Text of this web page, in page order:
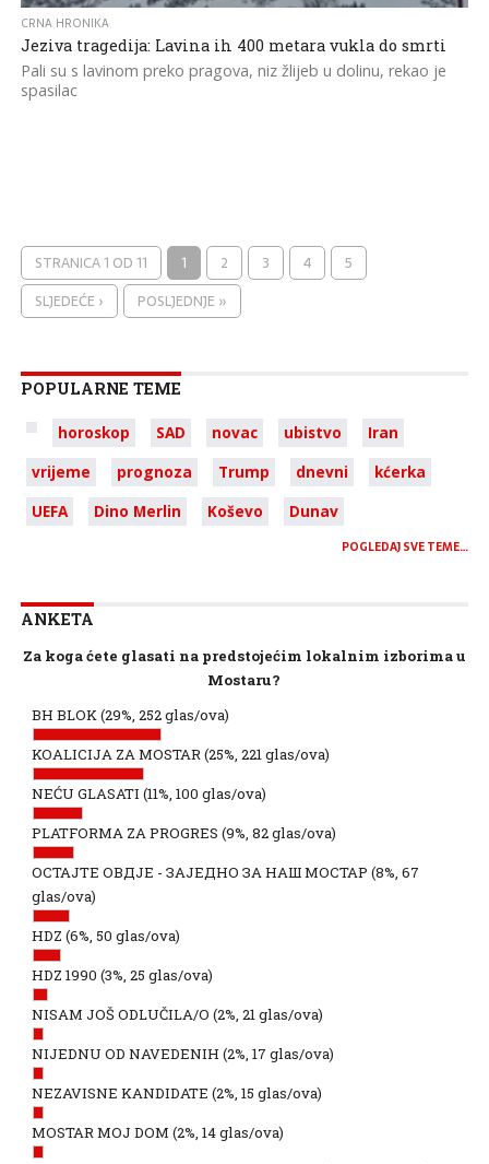
CRNA HRONIKA
Jeziva tragedija: Lavina ih 400 metara vukla do smrti
Pali su s lavinom preko pragova, niz žlijeb u dolinu, rekao je
spasilac
STRANICA 1 OD 11 1 2 3 4
5
SLJEDEĆE ›
POSLJEDNJE »
POPULARNE TEME
horoskop SAD novac ubistvo
Iran
vrijeme
prognoza Trump dnevni
kćerka
UEFA
Dino Merlin Koševo Dunav
POGLEDAJ SVE TEME…
ANKETA
Za koga ćete glasati na predstojećim lokalnim izborima u
Mostaru?
BH BLOK(29%, 252 glas/ova)
KOALICIJA ZA MOSTAR(25%, 221 glas/ova)
NEĆU GLASATI (11%, 100 glas/ova)
PLATFORMA ZA PROGRES (9%, 82 glas/ova)
ОСТАЈТЕ ОВДЈЕ - ЗАЈЕДНО ЗА НАШ МОСТАР (8%, 67
glas/ova)
HDZ (6%, 50 glas/ova)
HDZ 1990 (3%, 25 glas/ova)
NISAM JOŠ ODLUČILA/O (2%, 21 glas/ova)
NIJEDNU OD NAVEDENIH (2%, 17 glas/ova)
NEZAVISNE KANDIDATE (2%, 15 glas/ova)
MOSTAR MOJ DOM (2%, 14 glas/ova)